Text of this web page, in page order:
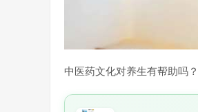
中医药文化对养生有帮助吗？